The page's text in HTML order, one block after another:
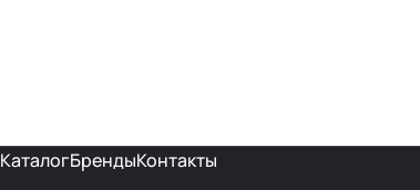
КаталогБрендыКонтакты